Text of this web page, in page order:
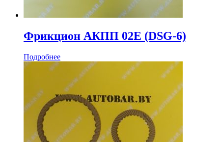
Фрикцион АКПП 02E (DSG-6)
Подробнее